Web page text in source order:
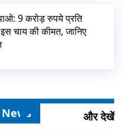
9 करोड़ रुपये प्रति
चाय की कीमत, जानिए
और देखें